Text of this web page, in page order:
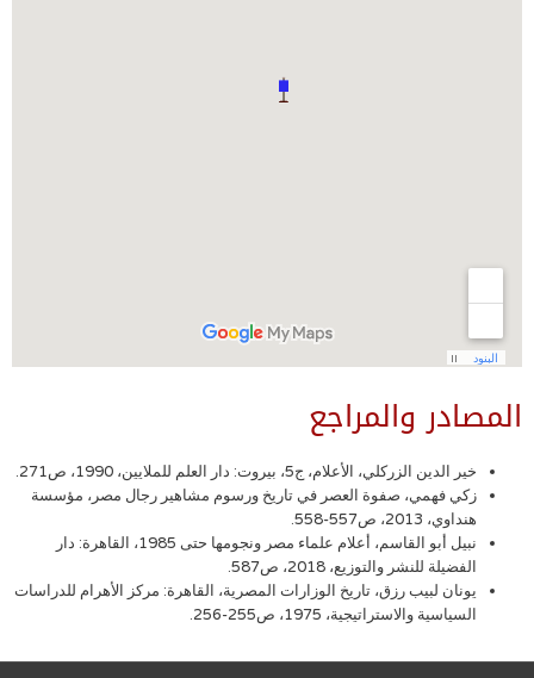
المصادر والمراجع
خير الدين الزركلي، الأعلام، ج5، بيروت: دار العلم للملايين، 1990، ص271.
زكي فهمي، صفوة العصر في تاريخ ورسوم مشاهير رجال مصر، مؤسسة
هنداوي، 2013، ص557-558.
نبيل أبو القاسم، أعلام علماء مصر ونجومها حتى 1985، القاهرة: دار
الفضيلة للنشر والتوزيع، 2018، ص587.
يونان لبيب رزق، تاريخ الوزارات المصرية، القاهرة: مركز الأهرام للدراسات
السياسية والاستراتيجية، 1975، ص255-256.